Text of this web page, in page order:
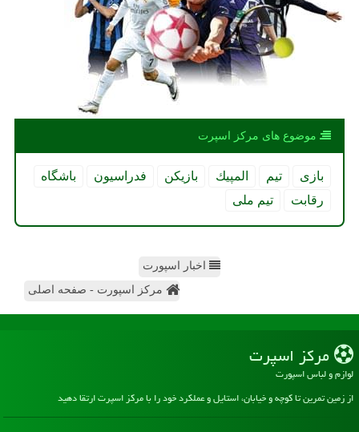
موضوع های مركز اسپرت
بازی تیم المپیك بازیكن فدراسیون
باشگاه
رقابت
تیم ملی
اخبار اسپورت
مرکز اسپورت - صفحه اصلی
مركز اسپرت
لوازم و لباس اسپورت
از زمین تمرین تا کوچه و خیابان، استایل و عملکرد خود را با مرکز اسپرت ارتقا دهید